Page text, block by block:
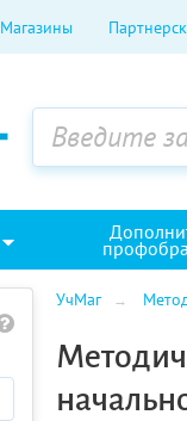
Магазины
УчМаг